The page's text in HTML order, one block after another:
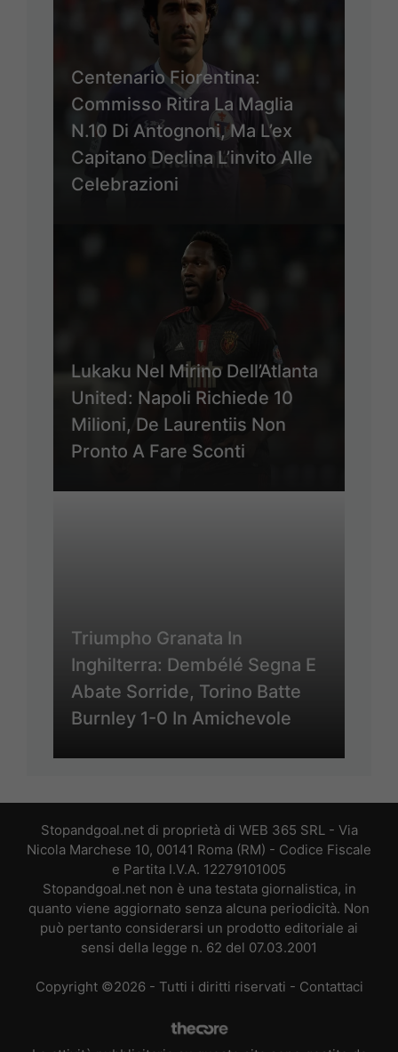
Centenario Fiorentina:
Commisso Ritira La Maglia
N.10 Di Antognoni, Ma L’ex
Capitano Declina L’invito Alle
Celebrazioni
Lukaku Nel Mirino Dell’Atlanta
United: Napoli Richiede 10
Milioni, De Laurentiis Non
Pronto A Fare Sconti
Triumpho Granata In
Inghilterra: Dembélé Segna E
Abate Sorride, Torino Batte
Burnley 1-0 In Amichevole
Stopandgoal.net di proprietà di WEB 365 SRL - Via
Nicola Marchese 10, 00141 Roma (RM) - Codice Fiscale
e Partita I.V.A. 12279101005
Stopandgoal.net non è una testata giornalistica, in
quanto viene aggiornato senza alcuna periodicità. Non
può pertanto considerarsi un prodotto editoriale ai
sensi della legge n. 62 del 07.03.2001
Copyright ©2026 - Tutti i diritti riservati - Contattaci